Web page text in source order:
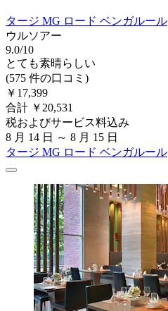
タージ MG ロード ベンガルール
ウルソアー
9.0/10
とても素晴らしい
(575 件の口コミ)
￥17,399
合計 ￥20,531
税およびサービス料込み
8 月 14 日 ～ 8 月 15 日
タージ MG ロード ベンガルール